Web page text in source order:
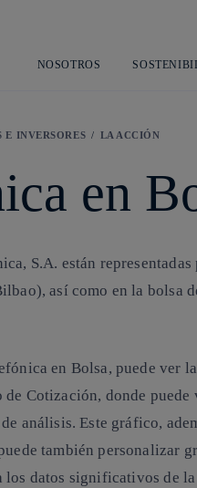
NOSOTROS
E INVERSORES LA ACCIÓN
en
S.A. están
así como en la bolsa
en Bolsa, puede ver
de Cotización, donde
análisis. Este gráfico,
también personalizar
los datos significativos de